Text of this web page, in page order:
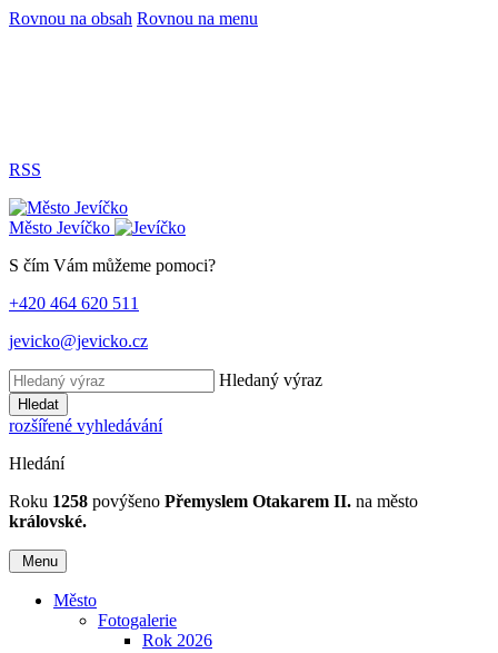
Rovnou na obsah Rovnou na menu
RSS
Město Jevíčko
S čím Vám můžeme pomoci?
+420 464 620 511
jevicko@jevicko.cz
Hledaný výraz
Hledat
rozšířené vyhledávání
Hledání
Roku 1258 povýšeno Přemyslem Otakarem II. na město
královské.
Menu
Město
Fotogalerie
Rok 2026